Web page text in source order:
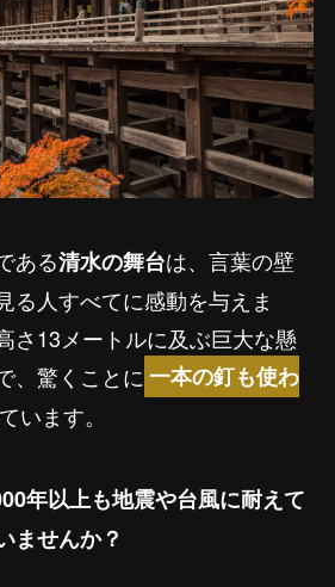
ある清水の舞台は、言葉の壁
る人すべてに感動を与えま
さ13メートルに及ぶ巨大な懸
、驚くことに 一本の釘も使わ
います。
年以上も地震や台風に耐えて
ませんか？